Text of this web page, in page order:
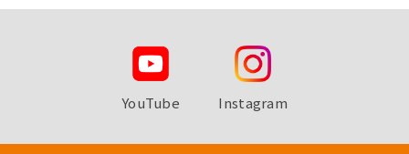
YouTube Instagram